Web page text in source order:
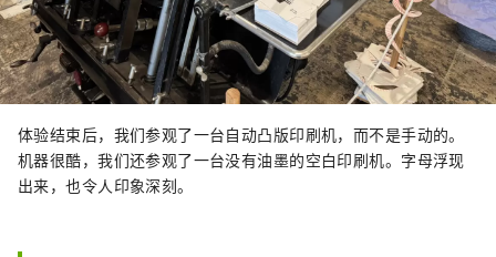
体验结束后，我们参观了一台自动凸版印刷机，而不是手动的。
机器很酷，我们还参观了一台没有油墨的空白印刷机。字母浮现
出来，也令人印象深刻。